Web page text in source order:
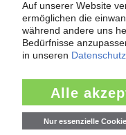
PS-HI will das
ABS soll um 110 EUR/t
mehr
Insolvenzen
Antrag: Karl Hess